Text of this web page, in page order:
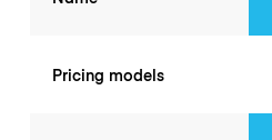
Pricing models